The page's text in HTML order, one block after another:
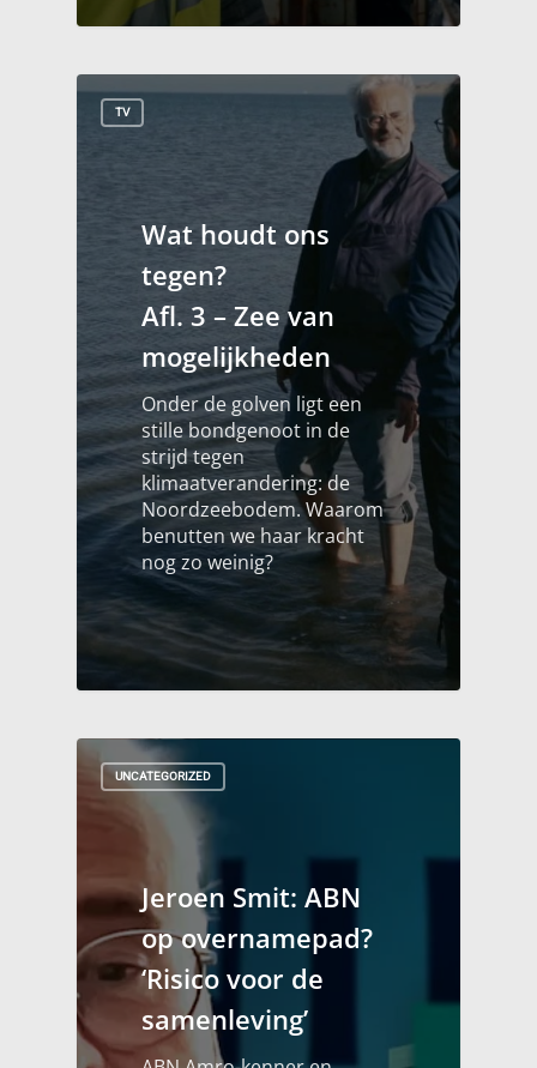
TV
Wat houdt ons
tegen?
Afl. 3 – Zee van
mogelijkheden
Onder de golven ligt een
stille bondgenoot in de
strijd tegen
klimaatverandering: de
Noordzeebodem. Waarom
benutten we haar kracht
nog zo weinig?
UNCATEGORIZED
Jeroen Smit: ABN
op overnamepad?
‘Risico voor de
samenleving’